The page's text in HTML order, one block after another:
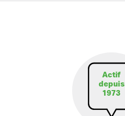
Actif
depuis
1973